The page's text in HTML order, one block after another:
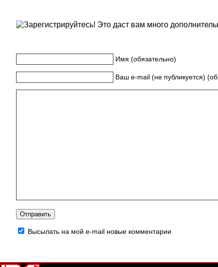
Имя (обязательно)
Ваш e-mail (не публикуется)
Высылать на мой e-mail новые комментарии